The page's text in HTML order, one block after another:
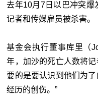
去年10月7日以巴冲突爆
记者和传媒雇员被杀害。
基金会执行董事库里（
年，加沙的死亡人数将
要的是要认识到他们为
经历的创伤。”